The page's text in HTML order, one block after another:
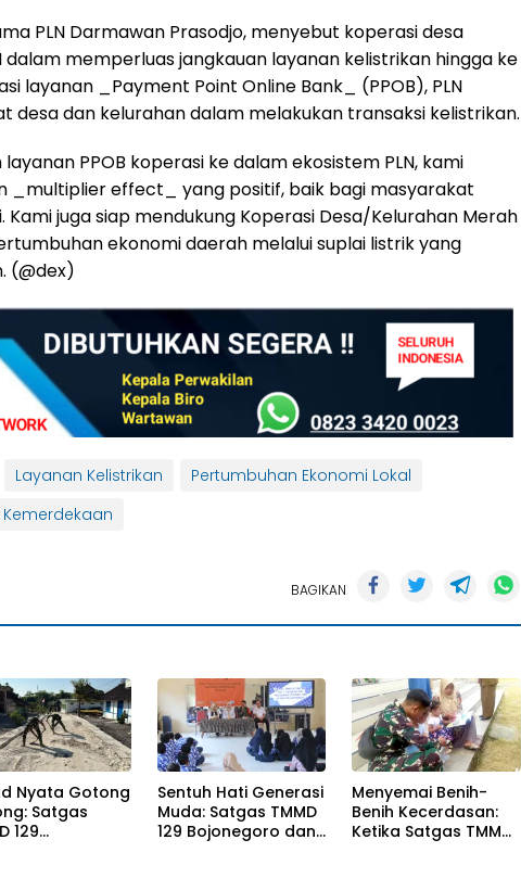
PLN Darmawan Prasodjo, menyebut koperasi desa
memperluas jangkauan layanan kelistrikan hingga ke
layanan _Payment Point Online Bank_ (PPOB), PLN
desa dan kelurahan dalam melakukan transaksi kelistrikan.
PPOB koperasi ke dalam ekosistem PLN, kami
_multiplier effect_ yang positif, baik bagi masyarakat
Kami juga siap mendukung Koperasi Desa/Kelurahan Merah
ekonomi daerah melalui suplai listrik yang
(@dex)
Layanan Kelistrikan
Pertumbuhan Ekonomi Lokal
BAGIKAN
Nyata Gotong
Satgas
129
Sentuh Hati Generasi
Muda: Satgas TMMD
129 Bojonegoro dan
Menyemai Benih-
Benih Kecerdasan:
Ketika Satgas TMMD